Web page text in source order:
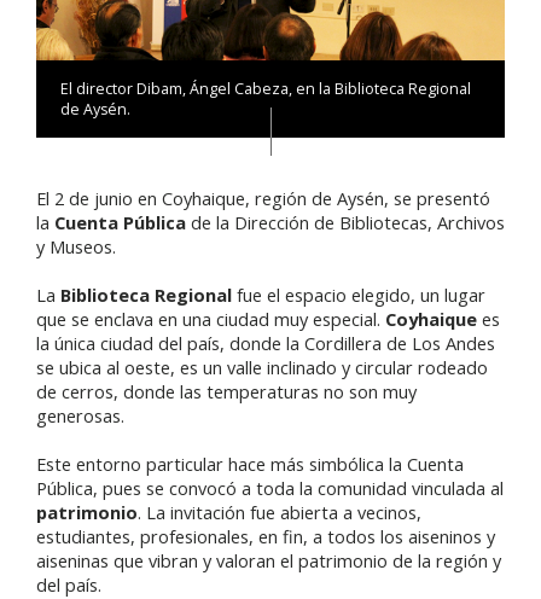
El director Dibam, Ángel Cabeza, en la Biblioteca Regional
de Aysén.
El 2 de junio en Coyhaique, región de Aysén, se presentó
la Cuenta Pública de la Dirección de Bibliotecas, Archivos
y Museos.
La Biblioteca Regional fue el espacio elegido, un lugar
que se enclava en una ciudad muy especial. Coyhaique es
la única ciudad del país, donde la Cordillera de Los Andes
se ubica al oeste, es un valle inclinado y circular rodeado
de cerros, donde las temperaturas no son muy
generosas.
Este entorno particular hace más simbólica la Cuenta
Pública, pues se convocó a toda la comunidad vinculada al
patrimonio. La invitación fue abierta a vecinos,
estudiantes, profesionales, en fin, a todos los aiseninos y
aiseninas que vibran y valoran el patrimonio de la región y
del país.